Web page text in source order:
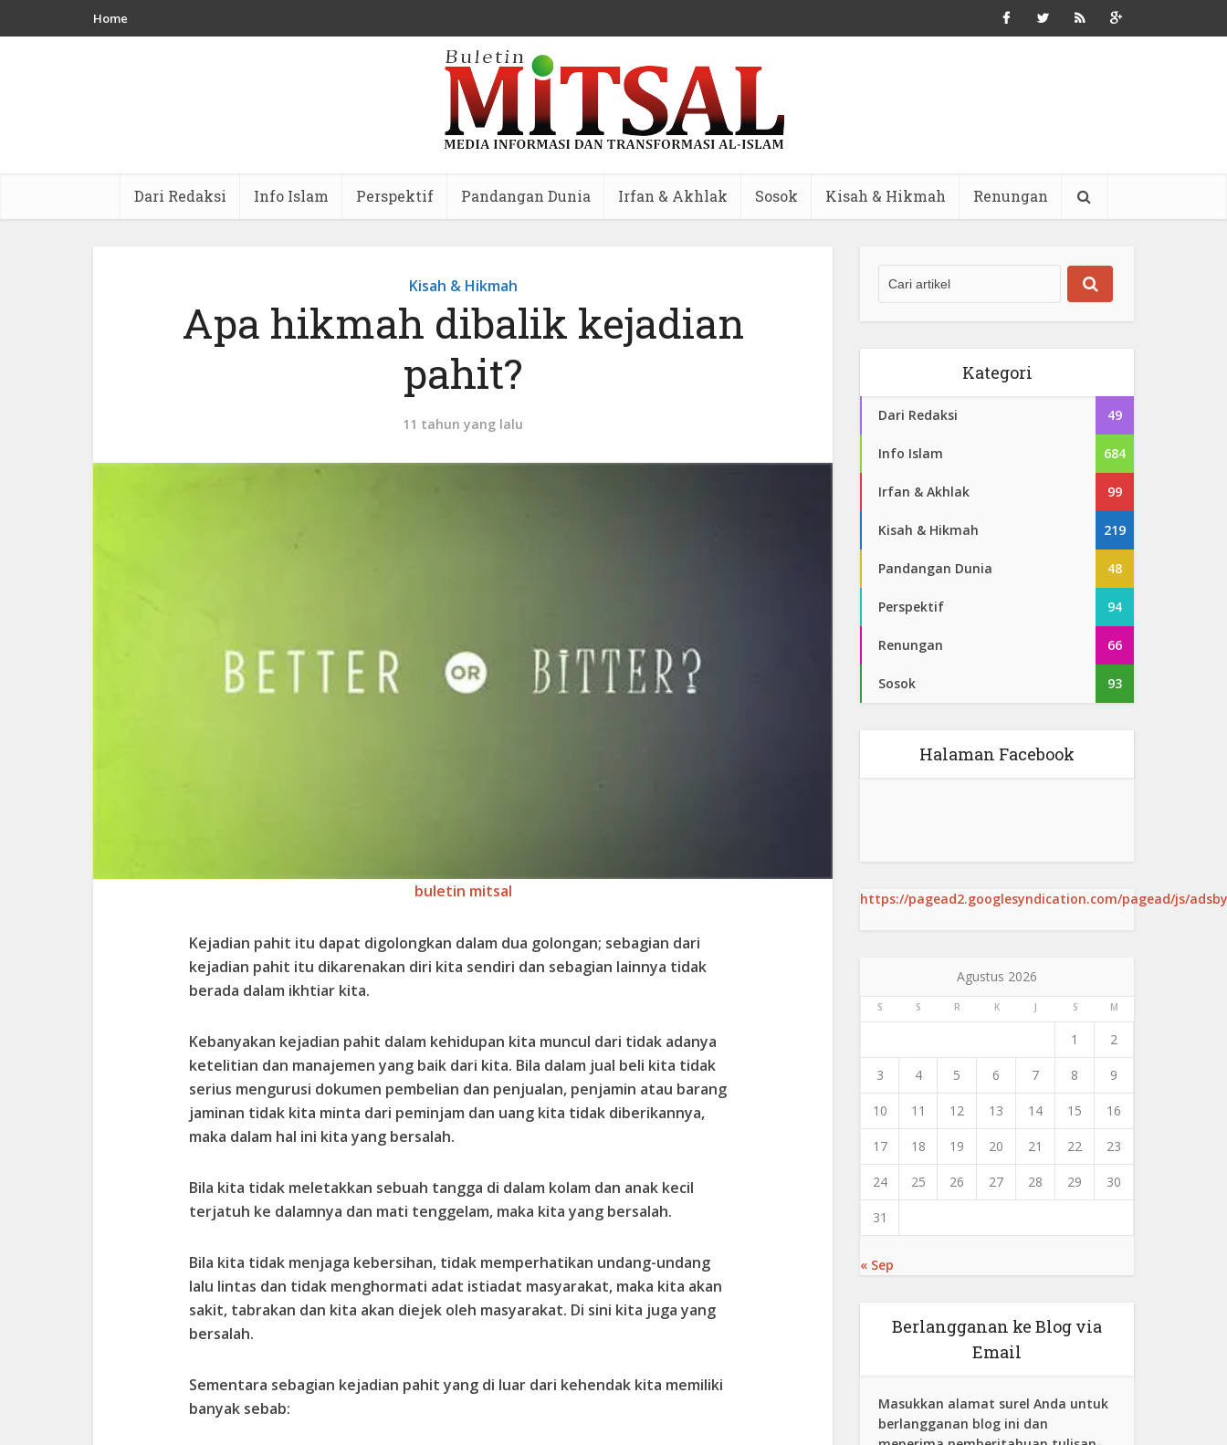
Home
Dari Redaksi Info Islam Perspektif Pandangan Dunia Irfan & Akhlak Sosok Kisah & Hikmah Renungan
Kisah & Hikmah
Apa hikmah dibalik kejadian
pahit?
11 tahun yang lalu
buletin mitsal
Kejadian pahit itu dapat digolongkan dalam dua golongan; sebagian dari
kejadian pahit itu dikarenakan diri kita sendiri dan sebagian lainnya tidak
berada dalam ikhtiar kita.
Kebanyakan kejadian pahit dalam kehidupan kita muncul dari tidak adanya
ketelitian dan manajemen yang baik dari kita. Bila dalam jual beli kita tidak
serius mengurusi dokumen pembelian dan penjualan, penjamin atau barang
jaminan tidak kita minta dari peminjam dan uang kita tidak diberikannya,
maka dalam hal ini kita yang bersalah.
Bila kita tidak meletakkan sebuah tangga di dalam kolam dan anak kecil
terjatuh ke dalamnya dan mati tenggelam, maka kita yang bersalah.
Bila kita tidak menjaga kebersihan, tidak memperhatikan undang-undang
lalu lintas dan tidak menghormati adat istiadat masyarakat, maka kita akan
sakit, tabrakan dan kita akan diejek oleh masyarakat. Di sini kita juga yang
bersalah.
Sementara sebagian kejadian pahit yang di luar dari kehendak kita memiliki
banyak sebab:
Kategori
Dari Redaksi 49
Info Islam 684
Irfan & Akhlak 99
Kisah & Hikmah 219
Pandangan Dunia 48
Perspektif 94
Renungan 66
Sosok 93
Halaman Facebook
https://pagead2.googlesyndication.com/pagead/js/
Agustus 2026
S S R K J S M
1 2
3 4 5 6 7 8 9
10 11 12 13 14 15 16
17 18 19 20 21 22 23
24 25 26 27 28 29 30
31
« Sep
Berlangganan ke Blog via
Email
Masukkan alamat surel Anda untuk
berlangganan blog ini dan